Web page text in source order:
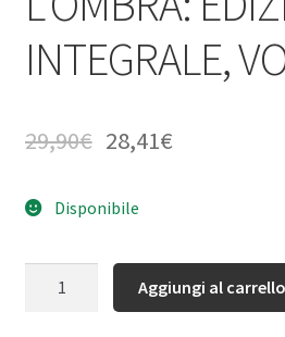
INTEGRALE,
29,90€ 28,41€
Disponibile
Aggiungi al carrello